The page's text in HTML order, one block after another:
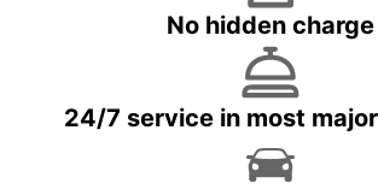
No hidden charge
24/7 service in most